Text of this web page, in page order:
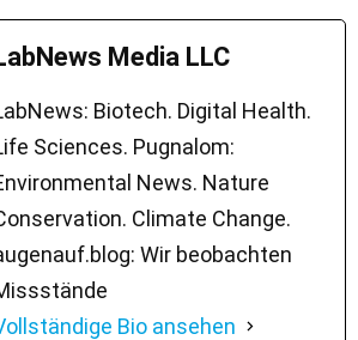
Media LLC
Biotech. Digital Health.
Sciences. Pugnalom:
News. Nature
Climate Change.
Wir beobachten
Bio ansehen